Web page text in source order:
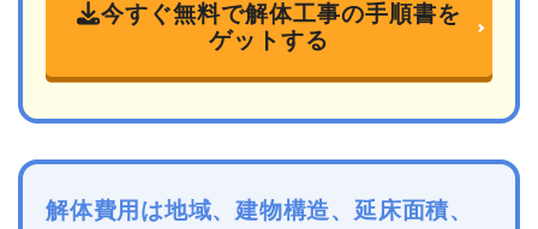
今すぐ無料で解体工事の手順書を
ゲットする
解体費用は地域、建物構造、延床面積、